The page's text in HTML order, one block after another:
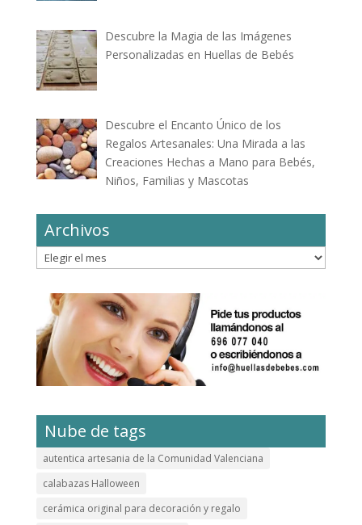
Descubre la Magia de las Imágenes
Personalizadas en Huellas de Bebés
Descubre el Encanto Único de los
Regalos Artesanales: Una Mirada a las
Creaciones Hechas a Mano para Bebés,
Niños, Familias y Mascotas
Archivos
Archivos
Nube de tags
autentica artesania de la Comunidad Valenciana
calabazas Halloween
cerámica original para decoración y regalo